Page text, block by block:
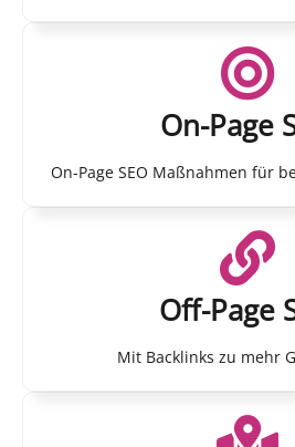
On-Page
On-Page SEO Maßnahmen für
Off-Page
Mit Backlinks zu mehr